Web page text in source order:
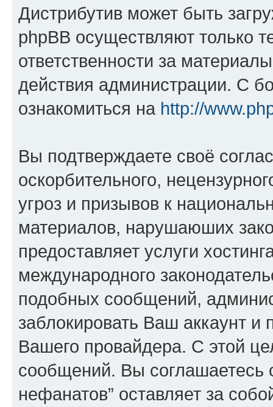
Дистрибутив может быть
phpBB осуществляют только
ответственности за
действия администрации. С
ознакомиться на http://
Вы подтверждаете своё
оскорбительного,
угроз и призывов к
материалов, нарушаюших
предоставляет услуги
международного
подобных сообщений,
заблокировать Ваш аккаунт и
Вашего провайдера. С этой
сообщений. Вы соглашаетесь
нефанатов” оставляет за